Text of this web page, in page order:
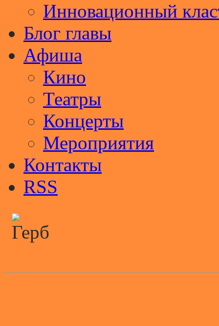
Инновационный
Блог главы
Афиша
Кино
Театры
Концерты
Мероприятия
Контакты
RSS